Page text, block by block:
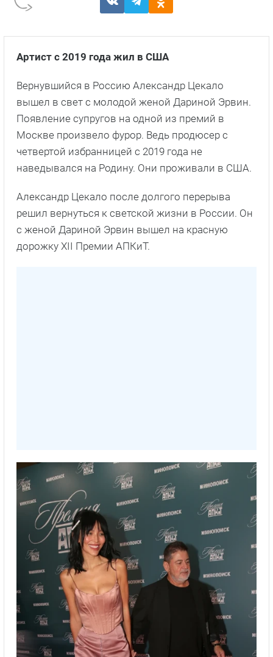
Артист с 2019 года жил в США
Вернувшийся в Россию Александр Цекало
вышел в свет с молодой женой Дариной Эрвин.
Появление супругов на одной из премий в
Москве произвело фурор. Ведь продюсер с
четвертой избранницей с 2019 года не
наведывался на Родину. Они проживали в США.
Александр Цекало после долгого перерыва
решил вернуться к светской жизни в России. Он
с женой Дариной Эрвин вышел на красную
дорожку ХII Премии АПКиТ.